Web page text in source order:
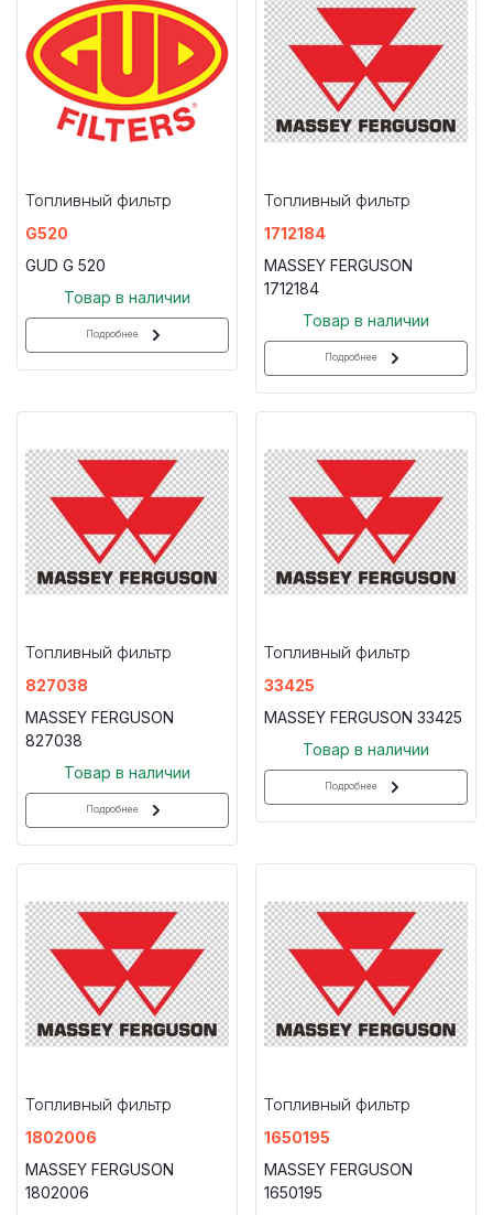
Топливный фильтр
G520
GUD G 520
Товар в наличии
Подробнее
Топливный фильтр
1712184
MASSEY FERGUSON
1712184
Товар в наличии
Подробнее
Топливный фильтр
827038
MASSEY FERGUSON
827038
Товар в наличии
Подробнее
Топливный фильтр
33425
MASSEY FERGUSON 33425
Товар в наличии
Подробнее
Топливный фильтр
1802006
MASSEY FERGUSON
1802006
Топливный фильтр
1650195
MASSEY FERGUSON
1650195